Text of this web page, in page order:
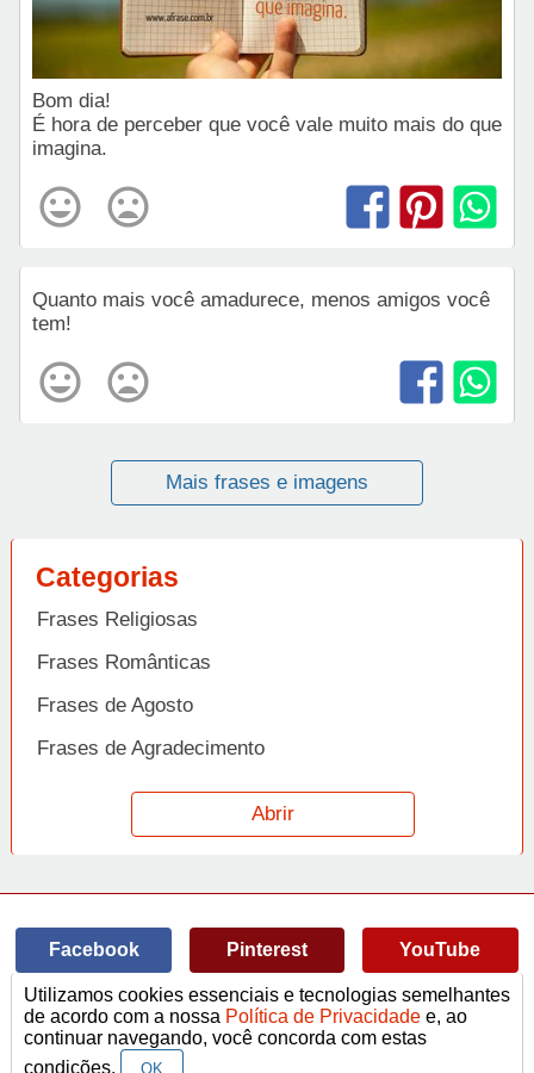
Bom dia!
É hora de perceber que você vale muito mais do que
imagina.
Quanto mais você amadurece, menos amigos você
tem!
Mais frases e imagens
Categorias
Frases Religiosas
Frases Românticas
Frases de Agosto
Frases de Agradecimento
Frases de Amizade
Frases de Amor
Frases de Arrependimento
Frases de Atitude
Frases de Azar
Abrir
Facebook Pinterest YouTube
© Copyright 2014-2022A Frase.
Termos de Uso / Privacidade
Frases
Vídeos
contato@afrase.com.br
Utilizamos cookies essenciais e tecnologias semelhantes
de acordo com a nossa Política de Privacidade e, ao
continuar navegando, você concorda com estas
condições.
OK